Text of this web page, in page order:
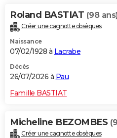
Roland BASTIAT (98
Créer une cagnotte obsèques
Naissance
07/02/1928 à Lacrabe
Décès
26/07/2026 à Pau
Famille BASTIAT
Micheline BEZOMBES
Créer une cagnotte obsèques